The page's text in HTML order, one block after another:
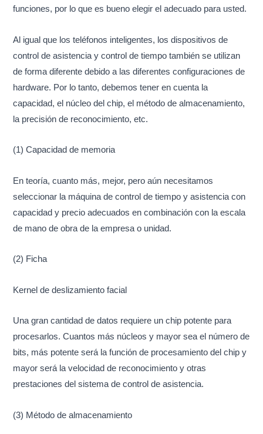
funciones, por lo que es bueno elegir el adecuado para usted.
Al igual que los teléfonos inteligentes, los dispositivos de
control de asistencia y control de tiempo también se utilizan
de forma diferente debido a las diferentes configuraciones de
hardware. Por lo tanto, debemos tener en cuenta la
capacidad, el núcleo del chip, el método de almacenamiento,
la precisión de reconocimiento, etc.
(1) Capacidad de memoria
En teoría, cuanto más, mejor, pero aún necesitamos
seleccionar la máquina de control de tiempo y asistencia con
capacidad y precio adecuados en combinación con la escala
de mano de obra de la empresa o unidad.
(2) Ficha
Kernel de deslizamiento facial
Una gran cantidad de datos requiere un chip potente para
procesarlos. Cuantos más núcleos y mayor sea el número de
bits, más potente será la función de procesamiento del chip y
mayor será la velocidad de reconocimiento y otras
prestaciones del sistema de control de asistencia.
(3) Método de almacenamiento